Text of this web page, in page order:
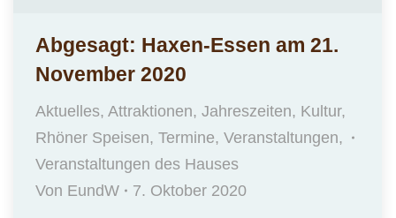
Abgesagt: Haxen-Essen am 21.
November 2020
Aktuelles, Attraktionen, Jahreszeiten, Kultur,
Rhöner Speisen, Termine, Veranstaltungen,
Veranstaltungen des Hauses
Von EundW
7. Oktober 2020